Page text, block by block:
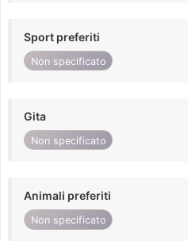
Sport preferiti
Non specificato
Gita
Non specificato
Animali preferiti
Non specificato